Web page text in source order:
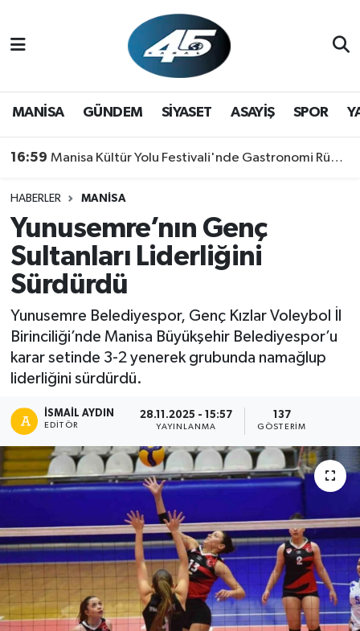
MANİSA GÜNDEM SİYASET ASAYİŞ SPOR
16:59 Manisa Kültür Yolu Festivali'nde Gastronomi Rüzgarı: Lezzetin Yıldızı "Manisa Kebabı" Oldu!
HABERLER MANİSA
Yunusemre’nın Genç
Sultanları Liderliğini
Sürdürdü
Yunusemre Belediyespor, Genç Kızlar Voleybol İl
Birinciliği’nde Manisa Büyükşehir Belediyespor’u
karar setinde 3-2 yenerek grubunda namağlup
liderliğini sürdürdü.
İSMAIL AYDIN
EDITÖR
28.11.2025 - 15:57
YAYINLANMA
137
GÖSTERIM
GÜNDEM
SPOR
YAŞAM
RESMİ REKLAM
Hava Durumu
Trafik Durumu
Son Dakika Haberleri
Haber Arşivi